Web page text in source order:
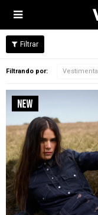

Filtrando por: Vestimenta